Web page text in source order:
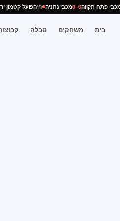
חימכבי פתח תקווה0–0 מכבי נתניה חיהפועל
בית משחקים טבלה